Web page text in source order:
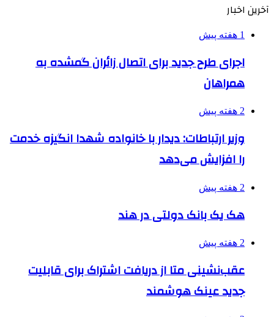
آخرین اخبار
1 هفته پیش
اجرای طرح جدید برای اتصال زائران گمشده به
همراهان
2 هفته پیش
وزیر ارتباطات: دیدار با خانواده شهدا انگیزه خدمت
را افزایش می‌دهد
2 هفته پیش
هک یک بانک دولتی در هند
2 هفته پیش
عقب‌نشینی متا از دریافت اشتراک برای قابلیت
جدید عینک هوشمند